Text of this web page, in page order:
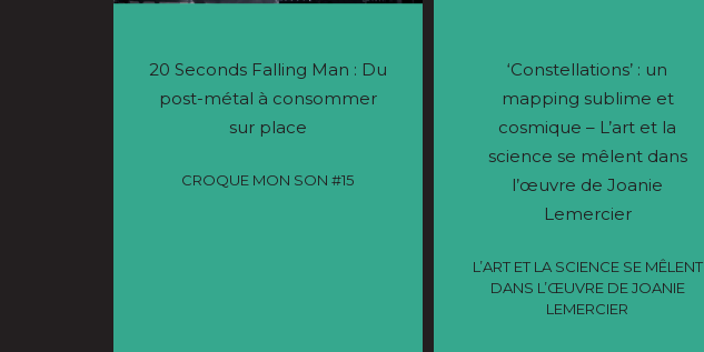
20 Seconds Falling Man : Du
post-métal à consommer
sur place
CROQUE MON SON #15
‘Constellations’ : un
mapping sublime et
cosmique – L’art et la
science se mêlent dans
l’œuvre de Joanie
Lemercier
L’ART ET LA SCIENCE SE MÊLENT
DANS L’ŒUVRE DE JOANIE
LEMERCIER